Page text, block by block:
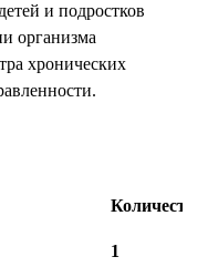
и подростков
организма
хронических
1